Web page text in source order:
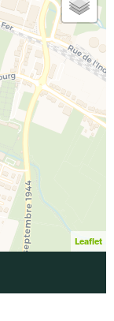
Leaflet